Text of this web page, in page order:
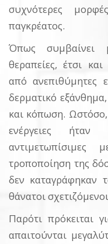
συχνότερες
παγκρέατος.
Όπως συμβαίνει
θεραπείες, έτσι
από ανεπιθύμητες
δερματικό
και κόπωση. Ωστόσο,
ενέργειες
τροποποίηση της
δεν καταγράφηκαν
θάνατοι
Παρότι πρόκειται
απαιτούνται